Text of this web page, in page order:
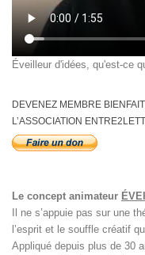
Éveilleur d'idées, qu'est-ce
DEVENEZ MEMBRE
L’ASSOCIATION
Le concept animateur
Il ne s’appuie pas sur une
l’esprit et le souffle créatif
Appliqué depuis plus de 30